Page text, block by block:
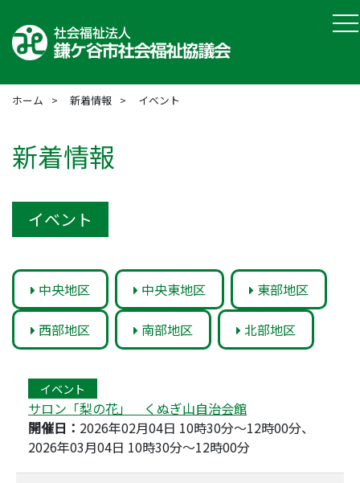
ホーム 新着情報 イベント
新着情報
イベント
中央地区 中央東地区 東部地区
西部地区 南部地区 北部地区
イベント
サロン「梨の花」 くぬぎ山自治会館
開催日： 2026年02月04日 10時30分～12時00分、
2026年03月04日 10時30分～12時00分